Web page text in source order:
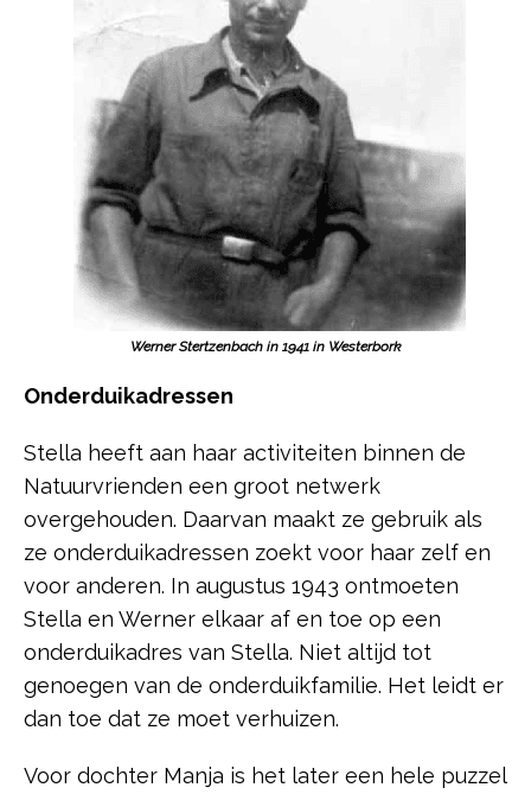
Werner Stertzenbach in 1941 in Westerbork
Onderduikadressen
Stella heeft aan haar activiteiten binnen de
Natuurvrienden een groot netwerk
overgehouden. Daarvan maakt ze gebruik als
ze onderduikadressen zoekt voor haar zelf en
voor anderen. In augustus 1943 ontmoeten
Stella en Werner elkaar af en toe op een
onderduikadres van Stella. Niet altijd tot
genoegen van de onderduikfamilie. Het leidt er
dan toe dat ze moet verhuizen.
Voor dochter Manja is het later een hele puzzel